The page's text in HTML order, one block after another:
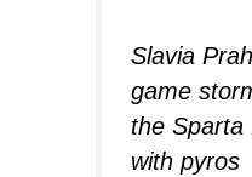
Slavia
game
the Sparta
with pyros